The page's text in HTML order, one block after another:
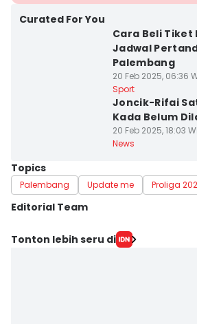
Curated For You
Cara Beli Tiket
Jadwal
Palembang
20 Feb 2025, 06:36
Sport
Joncik-Rifai
Kada Belum
20 Feb 2025, 18:03
News
Topics
Palembang Update me Proliga
Editorial Team
Editor
Tonton lebih seru di